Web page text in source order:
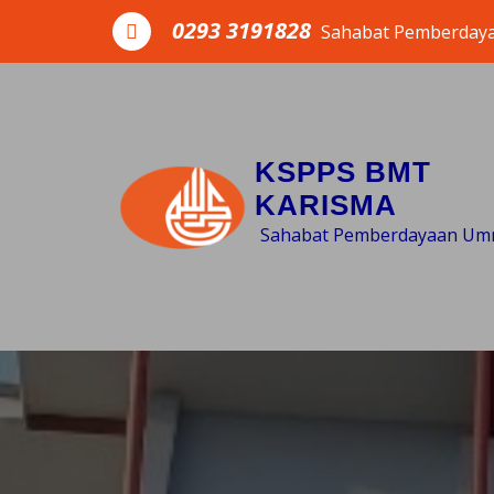
Skip to the content
0293 3191828 Sahabat
KSPPS BMT
KARISMA
Sahabat Pemberdayaan